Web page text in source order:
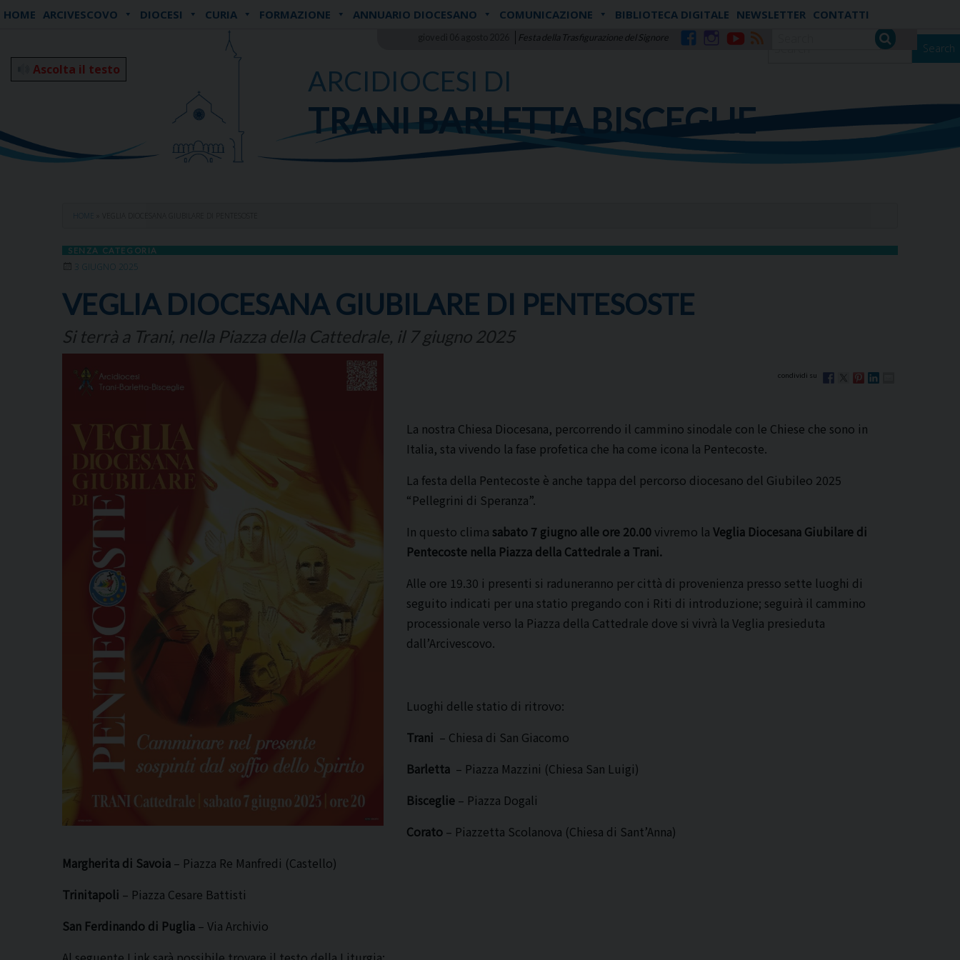
Skip
Festa della Trasfigurazione del Signore
HOME ARCIVESCOVO DIOCESI CURIA FORMAZIONE ANNUARIO DIOCESANO COMUNICAZIONE BIBLIOTECA DIGITALE NEWSLETTER CONTATTI
Search
ARCIDIOCESI DI
TRANI BARLETTA BISCEGLIE
Ascolta il testo
HOME
SENZA CATEGORIA
3 GIUGNO 2025
VEGLIA DIOCESANA GIUBILARE DI PENTESOSTE
Si terrà a Trani, nella Piazza della Cattedrale, il 7 giugno 2025
La nostra Chiesa Diocesana, percorrendo il cammino sinodale con le Chiese che sono in
Italia, sta vivendo la fase profetica che ha come icona la Pentecoste.
La festa della Pentecoste è anche tappa del percorso diocesano del Giubileo 2025
“Pellegrini di Speranza”.
In questo clima sabato 7 giugno alle ore 20.00vivremo la Veglia Diocesana Giubilare di
Pentecoste nella Piazza della Cattedrale a Trani.
Alle ore 19.30 i presenti si raduneranno per città di provenienza presso sette luoghi di
seguito indicati per una statio pregando con i Riti di introduzione; seguirà il cammino
processionale verso la Piazza della Cattedrale dove si vivrà la Veglia presieduta
dall’Arcivescovo.
Luoghi delle statio di ritrovo:
Trani – Chiesa di San Giacomo
Barletta – Piazza Mazzini (Chiesa San Luigi)
Bisceglie – Piazza Dogali
Corato – Piazzetta Scolanova (Chiesa di Sant’Anna)
Margherita di Savoia – Piazza Re Manfredi (Castello)
Trinitapoli – Piazza Cesare Battisti
San Ferdinando di Puglia – Via Archivio